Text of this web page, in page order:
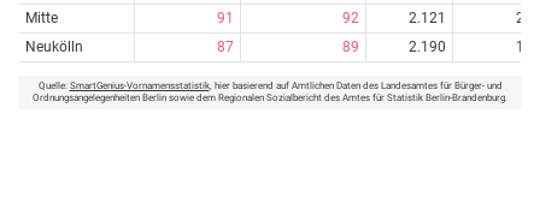
Mitte
91 92 2.121
2
Neukölln
87 89 2.190 1
Quelle: SmartGenius-Vornamensstatistik, hier basierend auf Amtlichen Daten des Landesamtes für Bürger- und
Ordnungsangelegenheiten Berlin sowie dem Regionalen Sozialbericht des Amtes für Statistik Berlin-Brandenburg.